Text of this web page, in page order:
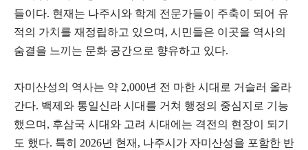
들이다. 현재는 나주시와 학계 전문가들이 주축이 되어 유
적의 가치를 재정립하고 있으며, 시민들은 이곳을 역사의
숨결을 느끼는 문화 공간으로 향유하고 있다.
자미산성의 역사는 약 2,000년 전 마한 시대로 거슬러 올라
간다. 백제와 통일신라 시대를 거쳐 행정의 중심지로 기능
했으며, 후삼국 시대와 고려 시대에는 격전의 현장이 되기
도 했다. 특히 2026년 현재, 나주시가 자미산성을 포함한 반